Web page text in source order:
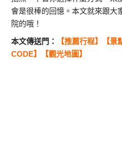
會是很棒的回憶。本文就來跟大
院的哦！
本文傳送門： 【推薦行程】 【景
CODE】
【觀光地圖】